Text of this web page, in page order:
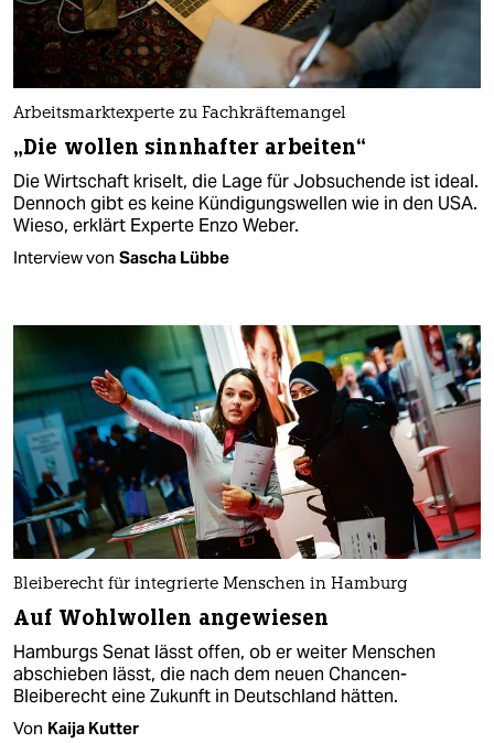
Arbeitsmarktexperte zu Fachkräftemangel
„Die wollen sinnhafter arbeiten“
Die Wirtschaft kriselt, die Lage für Jobsuchende ist ideal.
Dennoch gibt es keine Kündigungswellen wie in den USA.
Wieso, erklärt Experte Enzo Weber.
Interview von Sascha Lübbe
Bleiberecht für integrierte Menschen in Hamburg
Auf Wohlwollen angewiesen
Hamburgs Senat lässt offen, ob er weiter Menschen
abschieben lässt, die nach dem neuen Chancen-
Bleiberecht eine Zukunft in Deutschland hätten.
Von Kaija Kutter